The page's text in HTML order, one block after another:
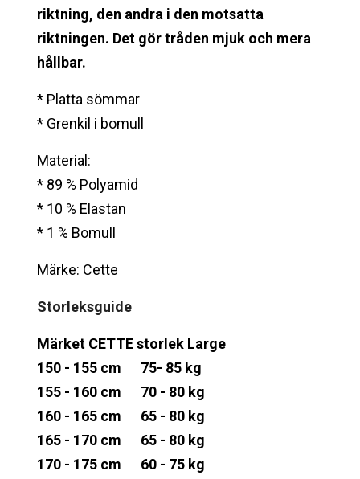
riktning, den andra i den motsatta
riktningen. Det gör tråden mjuk och mera
hållbar.
* Platta sömmar
* Grenkil i bomull
Material:
* 89 % Polyamid
* 10 % Elastan
* 1 % Bomull
Märke: Cette
Storleksguide
Märket CETTE storlek Large
150 - 155 cm 75- 85 kg
155 - 160 cm 70 - 80 kg
160 - 165 cm 65 - 80 kg
165 - 170 cm 65 - 80 kg
170 - 175 cm 60 - 75 kg